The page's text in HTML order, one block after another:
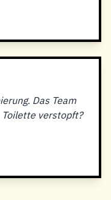
Das Team
verstopft?